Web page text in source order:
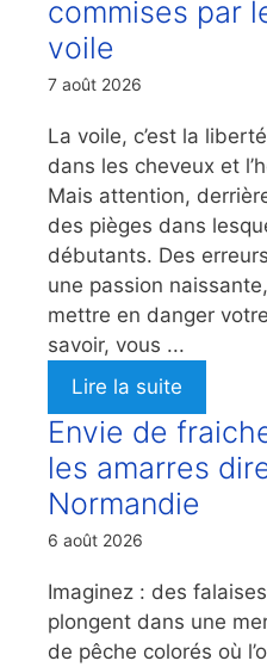
commises par
voile
7 août 2026
La voile, c’est la
dans les cheveux et
Mais attention,
des pièges dans
débutants. Des
une passion
mettre en danger
savoir, vous ...
Lire la suite
Envie de
les amarres
Normandie
6 août 2026
Imaginez : des
plongent dans une
de pêche colorés où